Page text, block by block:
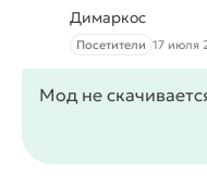
Димаркос
Посетители 17 июля
Мод не